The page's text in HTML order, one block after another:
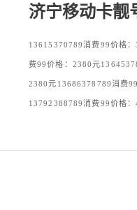
济宁移动卡靓
13615370789消费99价格
费99价格：2380元
2380元13686378789消费
13792388789消费99价格